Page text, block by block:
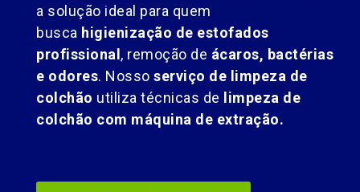
a solução ideal para quem
busca higienização de estofados
profissional, remoção de ácaros, bactérias
e odores. Nosso serviço de limpeza de
colchão utiliza técnicas de limpeza de
colchão com máquina de extração.